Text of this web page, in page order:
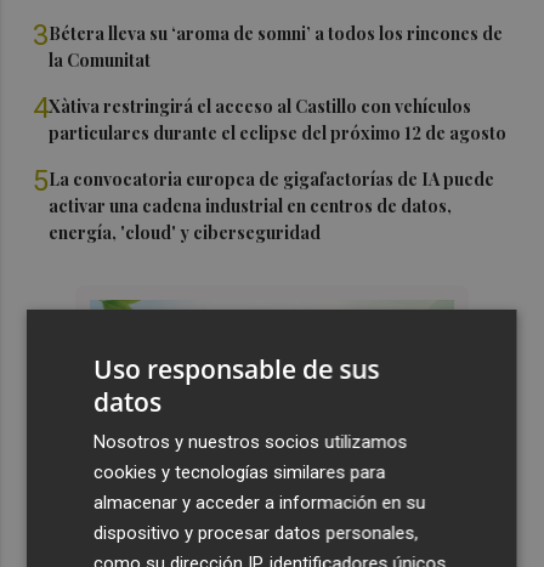
3Bétera lleva su ‘aroma de somni’ a todos los rincones de
la Comunitat
4Xàtiva restringirá el acceso al Castillo con vehículos
particulares durante el eclipse del próximo 12 de agosto
5La convocatoria europea de gigafactorías de IA puede
activar una cadena industrial en centros de datos,
energía, 'cloud' y ciberseguridad
Uso responsable de sus
datos
Nosotros y nuestros socios utilizamos
cookies y tecnologías similares para
almacenar y acceder a información en su
dispositivo y procesar datos personales,